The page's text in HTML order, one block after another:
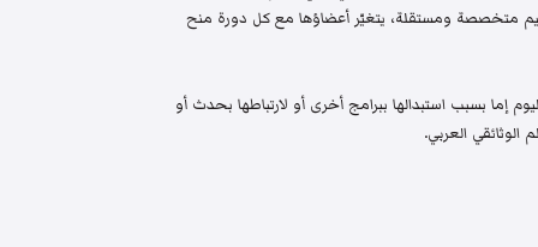
متخصصة ومستقلة، يتغيّر أعضاؤها مع كل دورة منح
إما بسبب استبدالها ببرامج أخرى أو لارتباطها بحدث أو
الوثائقي العربي.